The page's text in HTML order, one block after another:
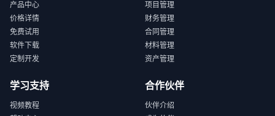
产品中心
价格详情
免费试用
软件下载
定制开发
项目管理
财务管理
合同管理
材料管理
资产管理
学习支持
视频教程
合作伙伴
伙伴介绍